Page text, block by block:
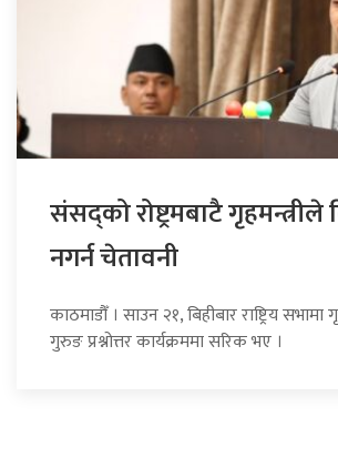
संसद्को रोष्ट्रमबाटै गृहमन्त्रीले
नगर्न चेतावनी
काठमाडौँ । साउन २१, बिहीबार राष्ट्रिय सभामा
गुरुङ प्रश्नोत्तर कार्यक्रममा सरिक भए ।